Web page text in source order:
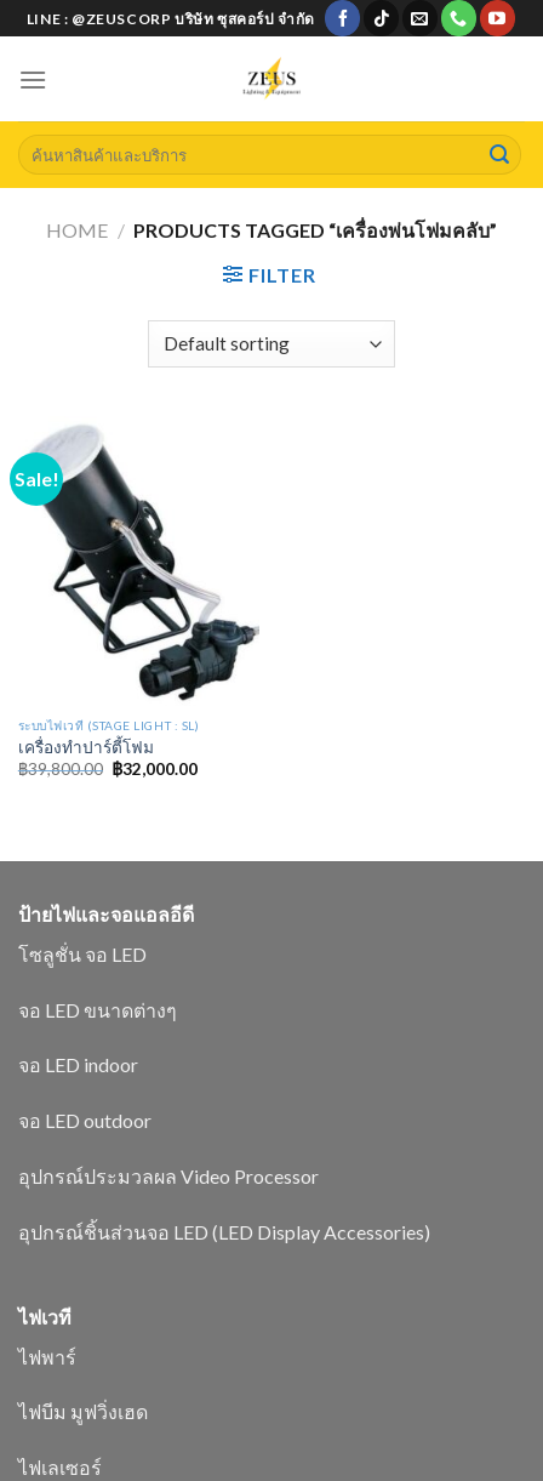
Skip
to
content
LINE : @ZEUSCORP บริษัท ซุสคอร์ป จำกัด
Search
for:
HOME / PRODUCTS TAGGED “เครื่องพ่นโฟมคลับ”
FILTER
Sale!
ระบบไฟเวที (STAGE LIGHT : SL)
เครื่องทำปาร์ตี้โฟม
฿39,800.00 ฿32,000.00
ป้ายไฟและจอแอลอีดี
โซลูชั่น จอ LED
จอ LED ขนาดต่างๆ
จอ LED indoor
จอ LED outdoor
อุปกรณ์ประมวลผล Video Processor
อุปกรณ์ชิ้นส่วนจอ LED (LED Display Accessories)
ไฟเวที
ไฟพาร์
ไฟบีม มูฟวิ่งเฮด
ไฟเลเซอร์